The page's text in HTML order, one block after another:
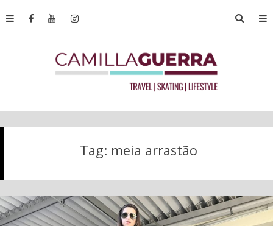
Tag: meia arrastão